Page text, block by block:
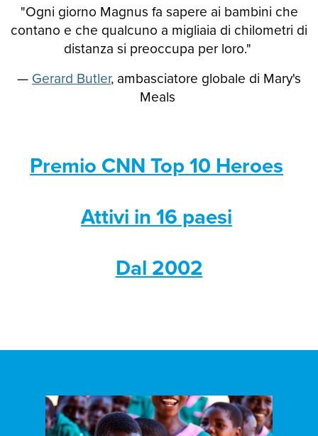
"Ogni giorno Magnus fa sapere ai bambini che
contano e che qualcuno a migliaia di chilometri di
distanza si preoccupa per loro."
— Gerard Butler, ambasciatore globale di Mary's
Meals
Premio CNN Top 10 Heroes
Attivi in 16 paesi
Dal 2002